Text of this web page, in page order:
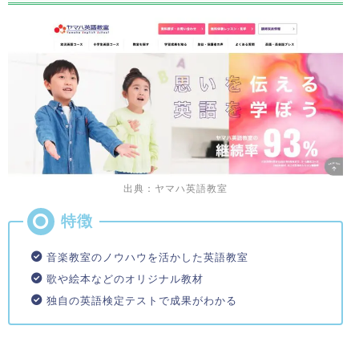
出典：ヤマハ英語教室
音楽教室のノウハウを活かした英語教室
歌や絵本などのオリジナル教材
独自の英語検定テストで成果がわかる